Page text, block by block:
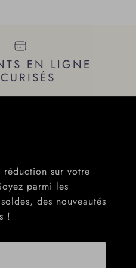
EN LIGNE
sur votre
parmi les
des nouveautés
!